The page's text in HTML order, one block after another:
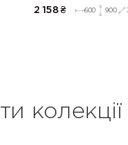
2 158 ₴ 600 900
колекції